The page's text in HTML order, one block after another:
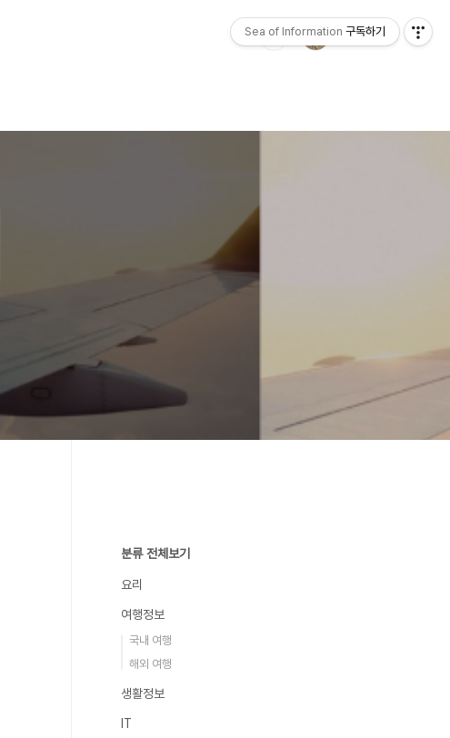
분류 전체보기
요리
여행정보
국내 여행
해외 여행
생활정보
IT
Sea of Information 구독하기